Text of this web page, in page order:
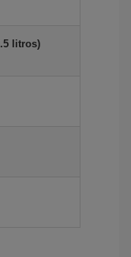
litros)